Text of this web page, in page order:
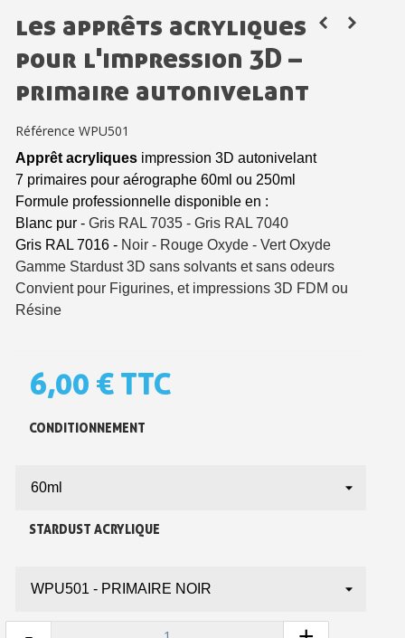
Réduction de 5€ sur la première commande
10€ de bon d'achat pour chaque parrainage
Inscription à la newsletter : 5€ de réduction
les apprêts acryliques
pour l'impression 3D –
primaire autonivelant
Référence WPU501
Apprêt acryliquesimpression 3D autonivelant
7 primaires pour aérographe 60ml ou 250ml
Formule professionnelle disponible en :
Blanc pur - Gris RAL 7035 - Gris RAL 7040
Gris RAL 7016 - Noir - Rouge Oxyde - Vert Oxyde
Gamme Stardust 3D sans solvants et sans odeurs
Convient pour Figurines, et impressions 3D FDM ou
Résine
6,00 € TTC
CONDITIONNEMENT
STARDUST ACRYLIQUE